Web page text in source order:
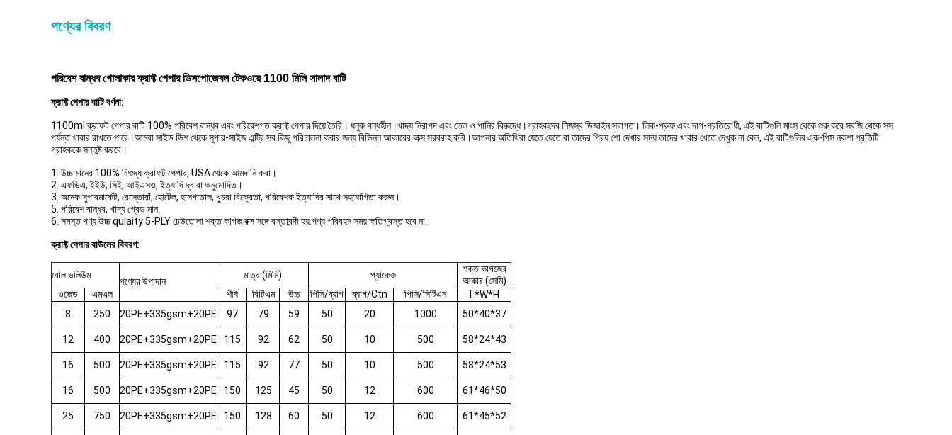
পণ্যের বিবরণ
পরিবেশ বান্ধব গোলাকার ক্রাফ্ট পেপার ডিসপোজেবল টেকওয়ে 1100 মিলি সালাদ বাটি
ক্রাফ্ট পেপার বাটি বর্ণনা:
1100ml ক্রাফট পেপার বাটি 100% পরিবেশ বান্ধব এবং পরিবেশগত ক্রাফ্ট পেপার দিয়ে তৈরি। ধনুক গন্ধহীন।খাদ্য নিরাপদ এবং তেল ও পানির বিরুদ্ধে।গ্রাহকদের নিজস্ব ডিজাইন স্বাগত। লিক-প্রুফ এবং দাগ-প্রতিরোধী, এই বাটিগুলি মাংস থেকে শুরু করে সবজি থেকে সস
পর্যন্ত খাবার রাখতে পারে।আমরা সাইড ডিশ থেকে সুপার-সাইজ এন্ট্রি সব কিছু পরিচালনা করার জন্য বিভিন্ন আকারের বাক্স সরবরাহ করি।আপনার অতিথিরা যেতে যেতে বা তাদের প্রিয় শো দেখার সময় তাদের খাবার খেতে দেখুক না কেন, এই বাটিগুলির এক-পিস নকশা প্রতিটি
গ্রাহককে সন্তুষ্ট করবে।
1. উচ্চ মানের 100% বিশুদ্ধ ক্রাফট পেপার, USA থেকে আমদানি করা।
2. এফডিএ, ইইউ, সিই, আইএসও, ইত্যাদি দ্বারা অনুমোদিত।
3. অনেক সুপারমার্কেট, রেস্তোরাঁ, হোটেল, হাসপাতাল, খুচরা বিক্রেতা, পরিবেশক ইত্যাদির সাথে সহযোগিতা করুন।
5. পরিবেশ বান্ধব, খাদ্য গ্রেড মান.
6. সমস্ত পণ্য উচ্চ qulaity 5-PLY ঢেউতোলা শক্ত কাগজ বক্স সঙ্গে বস্তাবন্দী হয়.পণ্য পরিবহন সময় ক্ষতিগ্রস্ত হবে না.
ক্রাফ্ট পেপার বাউলের ​​বিবরণ:
বোল ভলিউম
পণ্যের উপাদান
মাত্রা(মিমি) প্যাকেজ
শক্ত কাগজের
আকার (সেমি)
ওজেড
এমএল শীর্ষ বিটিএম উচ্চ পিসি/ব্যাগ ব্যাগ/Ctn পিসি/সিটিএন
L*W*H
8
250 20PE+335gsm+20PE 97 79 59 50 20 1000 50*40*37
12 400 20PE+335gsm+20PE 115 92 62 50 10 500 58*24*43
16 500 20PE+335gsm+20PE 115 92 77 50 10 500 58*24*53
16 500 20PE+335gsm+20PE 150 125 45 50 12 600 61*46*50
25 750 20PE+335gsm+20PE 150 128 60 50 12 600 61*45*52